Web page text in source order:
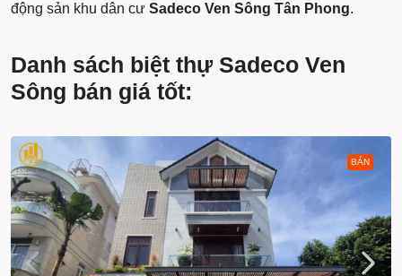
động sản khu dân cư Sadeco Ven Sông Tân Phong.
Danh sách biệt thự Sadeco Ven
Sông bán giá tốt:
BÁN